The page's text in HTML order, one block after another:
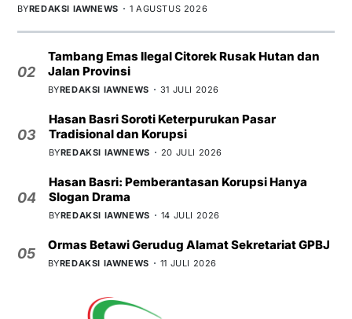
BYREDAKSI IAWNEWS 1 AGUSTUS 2026
02
Tambang Emas Ilegal Citorek Rusak Hutan dan
Jalan Provinsi
BYREDAKSI IAWNEWS 31 JULI 2026
03
Hasan Basri Soroti Keterpurukan Pasar
Tradisional dan Korupsi
BYREDAKSI IAWNEWS 20 JULI 2026
04
Hasan Basri: Pemberantasan Korupsi Hanya
Slogan Drama
BYREDAKSI IAWNEWS 14 JULI 2026
05
Ormas Betawi Gerudug Alamat Sekretariat GPBJ
BYREDAKSI IAWNEWS 11 JULI 2026